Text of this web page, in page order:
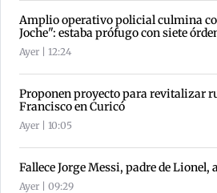
Amplio operativo policial culmina
Joche": estaba prófugo con siete
Ayer | 12:24
Proponen proyecto para revitalizar
Francisco en Curicó
Ayer | 10:05
Fallece Jorge Messi, padre de Lionel,
Ayer | 09:29